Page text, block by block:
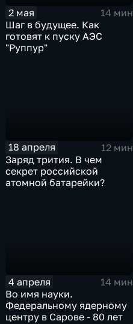
2 мая
14 мин
Шаг в будущее. Как
готовят к пуску АЭС
"Руппур"
18 апреля
12 мин
Заряд трития. В чем
секрет российской
атомной батарейки?
4 апреля
14 мин
Во имя науки.
Федеральному ядерному
центру в Сарове - 80 лет